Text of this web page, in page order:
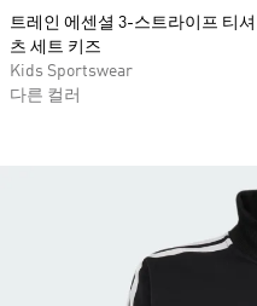
트레인 에센셜 3-스트라이프 티셔
츠 세트 키즈
Kids Sportswear
다른 컬러